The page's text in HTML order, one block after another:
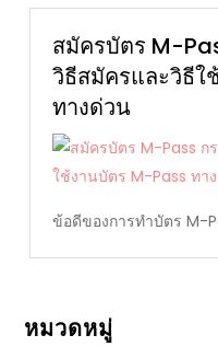
สมัครบัตร M-
วิธีสมัครและวิธี
ทางด่วน
ข้อดีของการทำบัตร M-
หมวดหมู่